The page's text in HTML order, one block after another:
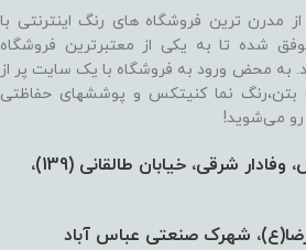
مدرن ترین فروشگاه های رنگ اینترنتی با
شده تا به یکی از معتبرترین فروشگاه
به محض ورود به فروشگاه با یک سایت پر از
نما کنیتکس و پوششهای حفاظتی
رو می‌شوید!
فروشگاه مرکزی: تهرانپارس، وفادار شرقی، خیابان طالقانی (139)،‌
رضا(ع)، شهرک صنعتی عباس آباد